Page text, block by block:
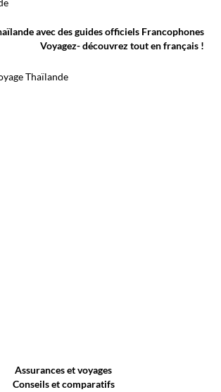
traditionnelles et des musiques de l’Isan,
célébrant le début du carême bouddhique
dans une atmosphère aussi spirituelle que
avec des guides officiels Francophones
Voyagez- découvrez tout en français !
Assurances et voyages
Conseils et comparatifs